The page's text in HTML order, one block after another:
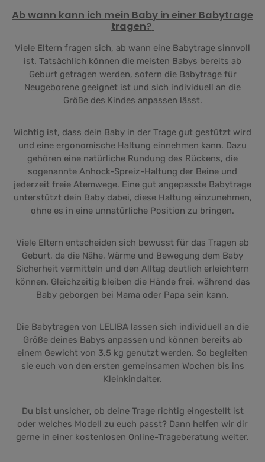
Ab wann kann ich mein Baby in einer Babytrage
tragen?
Viele Eltern fragen sich, ab wann eine Babytrage sinnvoll
ist. Tatsächlich können die meisten Babys bereits ab
Geburt getragen werden, sofern die Babytrage für
Neugeborene geeignet ist und sich individuell an die
Größe des Kindes anpassen lässt.
Wichtig ist, dass dein Baby in der Trage gut gestützt wird
und eine ergonomische Haltung einnehmen kann. Dazu
gehören eine natürliche Rundung des Rückens, die
sogenannte Anhock-Spreiz-Haltung der Beine und
jederzeit freie Atemwege. Eine gut angepasste Babytrage
unterstützt dein Baby dabei, diese Haltung einzunehmen,
ohne es in eine unnatürliche Position zu bringen.
Viele Eltern entscheiden sich bewusst für das Tragen ab
Geburt, da die Nähe, Wärme und Bewegung dem Baby
Sicherheit vermitteln und den Alltag deutlich erleichtern
können. Gleichzeitig bleiben die Hände frei, während das
Baby geborgen bei Mama oder Papa sein kann.
Die Babytragen von LELIBA lassen sich individuell an die
Größe deines Babys anpassen und können bereits ab
einem Gewicht von 3,5 kg genutzt werden. So begleiten
sie euch von den ersten gemeinsamen Wochen bis ins
Kleinkindalter.
Du bist unsicher, ob deine Trage richtig eingestellt ist
oder welches Modell zu euch passt? Dann helfen wir dir
gerne in einer kostenlosen Online-Trageberatung weiter.